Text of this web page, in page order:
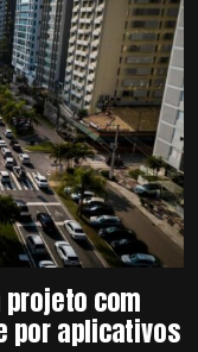
projeto com
por aplicativos